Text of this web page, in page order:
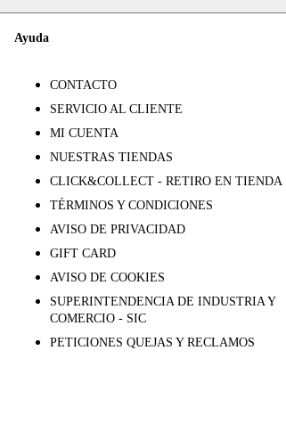
Ayuda
CONTACTO
SERVICIO AL CLIENTE
MI CUENTA
NUESTRAS TIENDAS
CLICK&COLLECT - RETIRO EN TIENDA
TÉRMINOS Y CONDICIONES
AVISO DE PRIVACIDAD
GIFT CARD
AVISO DE COOKIES
SUPERINTENDENCIA DE INDUSTRIA Y
COMERCIO - SIC
PETICIONES QUEJAS Y RECLAMOS